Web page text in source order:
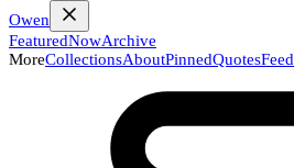
Owen
FeaturedNowArchive
MoreCollectionsAboutPinnedQuotesFeed